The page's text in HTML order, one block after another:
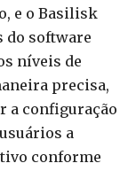
e o Basilisk
do software
níveis de
precisa,
a configuração
a
conforme